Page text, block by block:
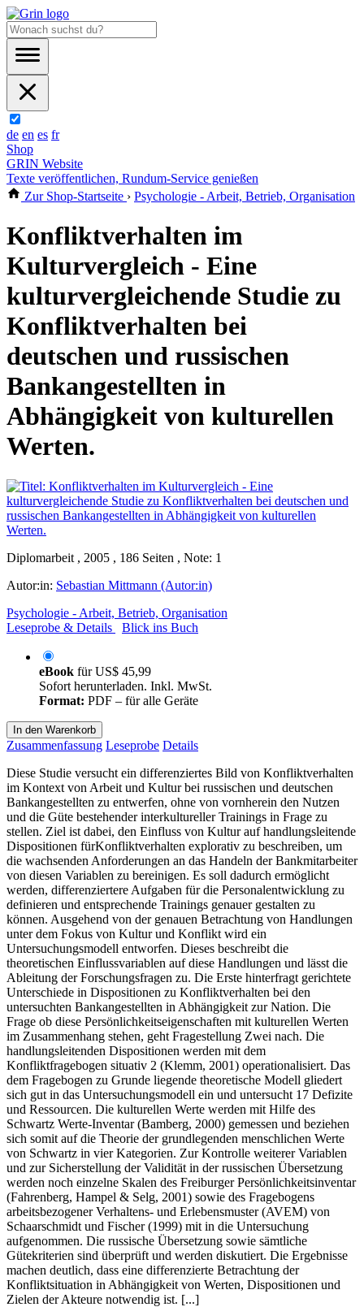
de en es fr
Shop
GRIN Website
Texte veröffentlichen, Rundum-Service genießen
Zur Shop-Startseite › Psychologie - Arbeit, Betrieb, Organisation
Konfliktverhalten im
Kulturvergleich - Eine
kulturvergleichende Studie zu
Konfliktverhalten bei
deutschen und russischen
Bankangestellten in
Abhängigkeit von kulturellen
Werten.
Diplomarbeit , 2005 , 186 Seiten , Note: 1
Autor:in: Sebastian Mittmann (Autor:in)
Psychologie - Arbeit, Betrieb, Organisation
Leseprobe & Details
Blick ins Buch
eBook fürUS$ 45,99
Sofort herunterladen. Inkl. MwSt.
Format: PDF – für alle Geräte
In den Warenkorb
Zusammenfassung Leseprobe Details
Diese Studie versucht ein differenziertes Bild von Konfliktverhalten
im Kontext von Arbeit und Kultur bei russischen und deutschen
Bankangestellten zu entwerfen, ohne von vornherein den Nutzen
und die Güte bestehender interkultureller Trainings in Frage zu
stellen. Ziel ist dabei, den Einfluss von Kultur auf handlungsleitende
Dispositionen fürKonfliktverhalten explorativ zu beschreiben, um
die wachsenden Anforderungen an das Handeln der Bankmitarbeiter
von diesen Variablen zu bereinigen. Es soll dadurch ermöglicht
werden, differenziertere Aufgaben für die Personalentwicklung zu
definieren und entsprechende Trainings genauer gestalten zu
können. Ausgehend von der genauen Betrachtung von Handlungen
unter dem Fokus von Kultur und Konflikt wird ein
Untersuchungsmodell entworfen. Dieses beschreibt die
theoretischen Einflussvariablen auf diese Handlungen und lässt die
Ableitung der Forschungsfragen zu. Die Erste hinterfragt gerichtete
Unterschiede in Dispositionen zu Konfliktverhalten bei den
untersuchten Bankangestellten in Abhängigkeit zur Nation. Die
Frage ob diese Persönlichkeitseigenschaften mit kulturellen Werten
im Zusammenhang stehen, geht Fragestellung Zwei nach. Die
handlungsleitenden Dispositionen werden mit dem
Konfliktfragebogen situativ 2 (Klemm, 2001) operationalisiert. Das
dem Fragebogen zu Grunde liegende theoretische Modell gliedert
sich gut in das Untersuchungsmodell ein und untersucht 17 Defizite
und Ressourcen. Die kulturellen Werte werden mit Hilfe des
Schwartz Werte-Inventar (Bamberg, 2000) gemessen und beziehen
sich somit auf die Theorie der grundlegenden menschlichen Werte
von Schwartz in vier Kategorien. Zur Kontrolle weiterer Variablen
und zur Sicherstellung der Validität in der russischen Übersetzung
werden noch einzelne Skalen des Freiburger Persönlichkeitsinventar
(Fahrenberg, Hampel & Selg, 2001) sowie des Fragebogens
arbeitsbezogener Verhaltens- und Erlebensmuster (AVEM) von
Schaarschmidt und Fischer (1999) mit in die Untersuchung
aufgenommen. Die russische Übersetzung sowie sämtliche
Gütekriterien sind überprüft und werden diskutiert. Die Ergebnisse
machen deutlich, dass eine differenzierte Betrachtung der
Konfliktsituation in Abhängigkeit von Werten, Dispositionen und
Zielen der Akteure notwendig ist. [...]